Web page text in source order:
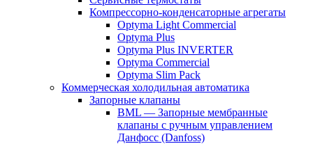
Компрессорно-конденсаторные агрегаты
Optyma Light Commercial
Optyma Plus
Optyma Plus INVERTER
Optyma Commercial
Optyma Slim Pack
Коммерческая холодильная автоматика
Запорные клапаны
BML — Запорные мембранные
клапаны с ручным управлением
Данфосс (Danfoss)